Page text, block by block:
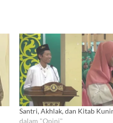
Santri, Akhlak, dan Kitab
dalam "Opini"